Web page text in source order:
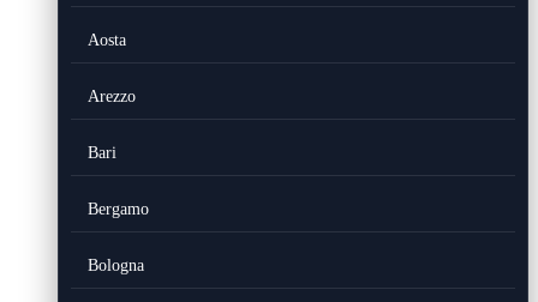
Aosta
Arezzo
Bari
Bergamo
Bologna